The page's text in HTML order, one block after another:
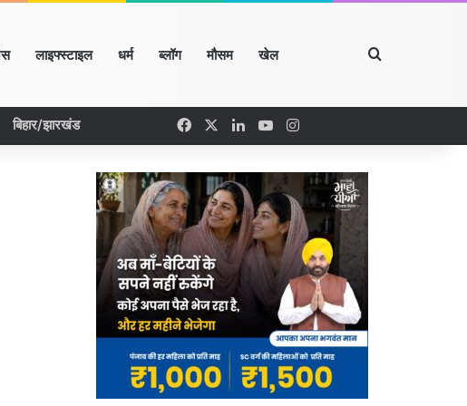
लाइफ्स्टाइल धर्म ब्लॉग मौसम खेल Search for
बिहार/झारखंड FacebookLinkedIn
YouTubeInstagram